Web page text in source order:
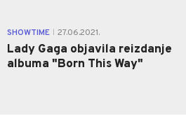
SHOWTIME 27.06.2021.
Lady Gaga objavila reizdanje
albuma "Born This Way"